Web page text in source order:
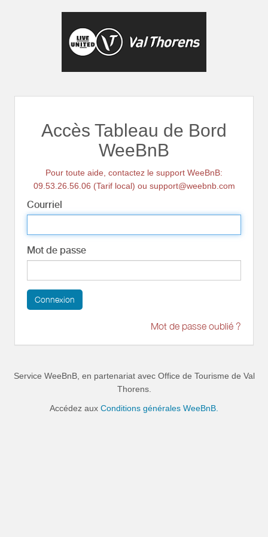
Accès Tableau de Bord
WeeBnB
Pour toute aide, contactez le support WeeBnB:
09.53.26.56.06 (Tarif local) ou support@weebnb.com
Courriel
Mot de passe
Connexion
Mot de passe oublié ?
Service WeeBnB, en partenariat avec Office de Tourisme de Val
Thorens.
Accédez aux Conditions générales WeeBnB.